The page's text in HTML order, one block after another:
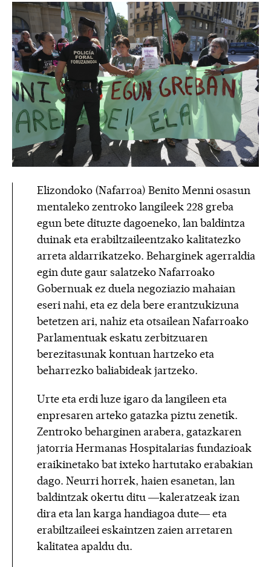
Elizondoko (Nafarroa) Benito Menni osasun
mentaleko zentroko langileek 228 greba
egun bete dituzte dagoeneko, lan baldintza
duinak eta erabiltzaileentzako kalitatezko
arreta aldarrikatzeko. Beharginek agerraldia
egin dute gaur salatzeko Nafarroako
Gobernuak ez duela negoziazio mahaian
eseri nahi, eta ez dela bere erantzukizuna
betetzen ari, nahiz eta otsailean Nafarroako
Parlamentuak eskatu zerbitzuaren
berezitasunak kontuan hartzeko eta
beharrezko baliabideak jartzeko.
Urte eta erdi luze igaro da langileen eta
enpresaren arteko gatazka piztu zenetik.
Zentroko beharginen arabera, gatazkaren
jatorria Hermanas Hospitalarias fundazioak
eraikinetako bat ixteko hartutako erabakian
dago. Neurri horrek, haien esanetan, lan
baldintzak okertu ditu —kaleratzeak izan
dira eta lan karga handiagoa dute— eta
erabiltzaileei eskaintzen zaien arretaren
kalitatea apaldu du.